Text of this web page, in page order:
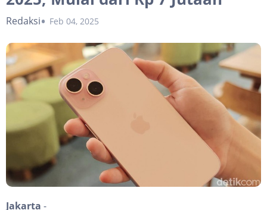
Redaksi Feb 04, 2025
Jakarta -